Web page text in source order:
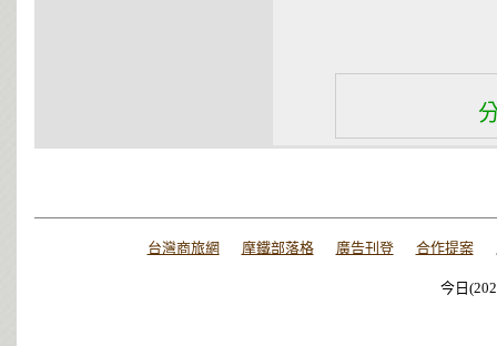
台灣商旅網 摩鐵部落格 廣告刊登 合作提案
今日